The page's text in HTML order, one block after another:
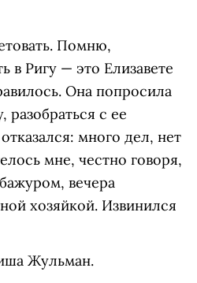
Помню,
в Ригу — это Елизавете
Она попросила
разобраться с ее
много дел, нет
мне, честно говоря,
вечера
хозяйкой. Извинился
Жульман.